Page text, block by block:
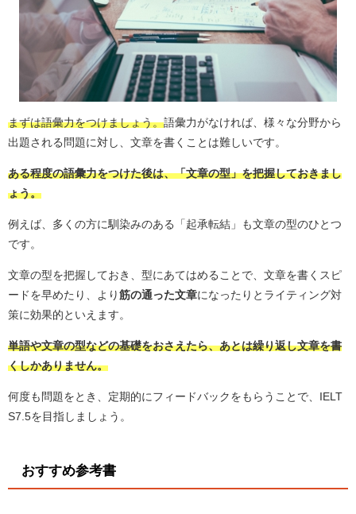
まずは語彙力をつけましょう。語彙力がなければ、様々な分野から
出題される問題に対し、文章を書くことは難しいです。
ある程度の語彙力をつけた後は、「文章の型」を把握しておきまし
ょう。
例えば、多くの方に馴染みのある「起承転結」も文章の型のひとつ
です。
文章の型を把握しておき、型にあてはめることで、文章を書くスピ
ードを早めたり、より 筋の通った文章になったりとライティング対
策に効果的といえます。
単語や文章の型などの基礎をおさえたら、あとは繰り返し文章を書
くしかありません。
何度も問題をとき、定期的にフィードバックをもらうことで、IELT
S7.5を目指しましょう。
おすすめ参考書